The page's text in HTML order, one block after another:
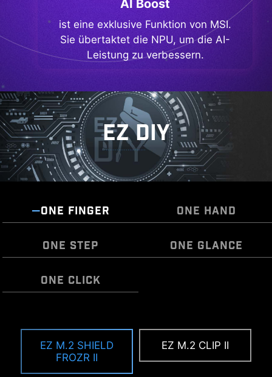
AI Boost
ist eine exklusive Funktion von MSI.
Sie übertaktet die NPU, um die AI-
Leistung zu verbessern.
EZ DIY
ONE FINGER ONE HAND
ONE STEP ONE GLANCE
ONE CLICK
EZ M.2 SHIELD
FROZR II
EZ M.2 CLIP II
einfache und unkomplizierte Installation, da das
manuelle Einsetzen des I/O shilds beim
Mainboard-Einbau entfällt. Durch das
einfach. Die Antenne wird einfach auf das
Mainboard gesteckt, ohne dass sie geschraubt
werden muss.
EZ OOVERCLOCKING
Auch wenn OC komplex sein kann, macht MSI